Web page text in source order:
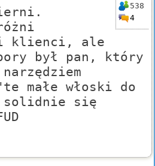
538
4
klienci, ale
był pan, który
małe włoski do
się